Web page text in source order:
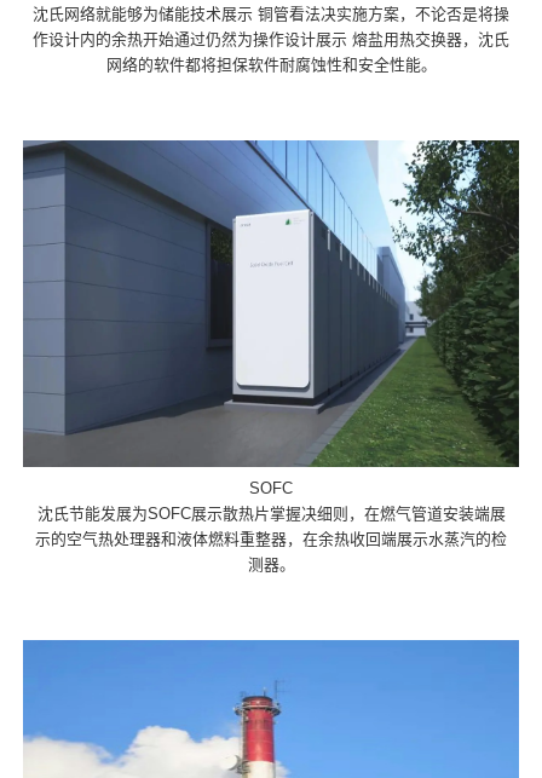
沈氏网络就能够为储能技术展示 铜管看法决实施方案，不论否是将操
作设计内的余热开始通过仍然为操作设计展示 熔盐用热交换器，沈氏
网络的软件都将担保软件耐腐蚀性和安全性能。
SOFC
沈氏节能发展为SOFC展示散热片掌握决细则，在燃气管道安装端展
示的空气热处理器和液体燃料重整器，在余热收回端展示水蒸汽的检
测器。